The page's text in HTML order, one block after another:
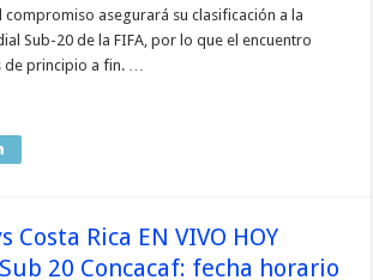
compromiso asegurará su clasificación a la
Sub-20 de la FIFA, por lo que el encuentro
principio a fin. …
Costa Rica EN VIVO HOY
20 Concacaf: fecha horario